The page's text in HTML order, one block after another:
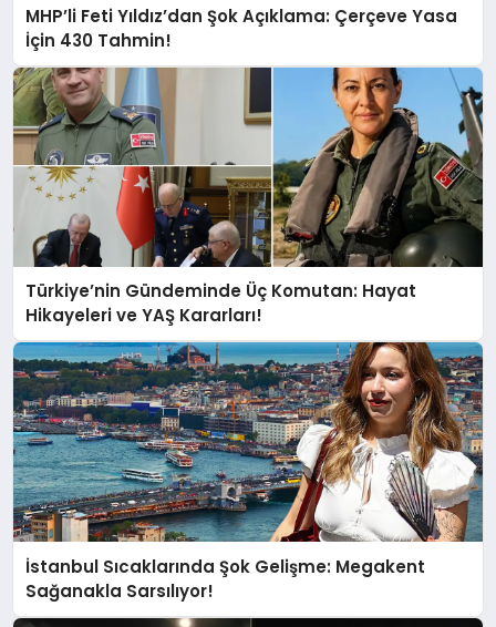
MHP’li Feti Yıldız’dan Şok Açıklama: Çerçeve Yasa
İçin 430 Tahmin!
Türkiye’nin Gündeminde Üç Komutan: Hayat
Hikayeleri ve YAŞ Kararları!
İstanbul Sıcaklarında Şok Gelişme: Megakent
Sağanakla Sarsılıyor!